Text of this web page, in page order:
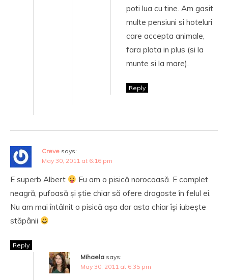
poti lua cu tine. Am gasit
multe pensiuni si hoteluri
care accepta animale,
fara plata in plus (si la
munte si la mare).
Reply
Creve says:
May 30, 2011 at 6:16 pm
E superb Albert
Eu am o pisică norocoasă. E complet
neagră, pufoasă și știe chiar să ofere dragoste în felul ei.
Nu am mai întâlnit o pisică așa dar asta chiar își iubește
stăpânii
Reply
Mihaela says:
May 30, 2011 at 6:35 pm